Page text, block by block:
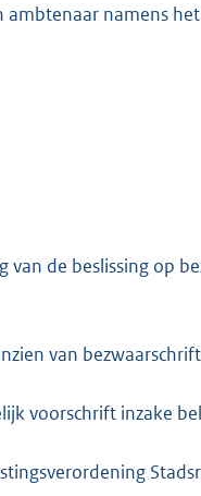
namens
van de beslissing op
van
voorschrift inzake